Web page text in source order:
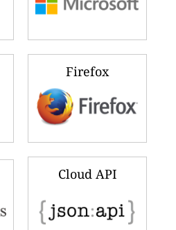
Firefox
Cloud API